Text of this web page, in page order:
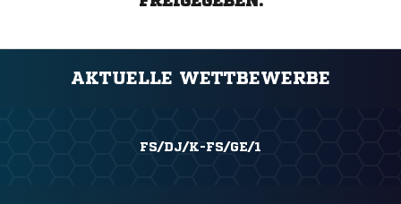
AKTUELLE WETTBEWERBE
FS/DJ/K-FS/GE/1